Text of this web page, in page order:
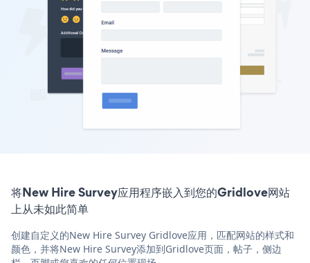
将New Hire Survey应用程序嵌入到您的Gridlove网站
上从未如此简单
创建自定义的New Hire Survey Gridlove应用，匹配网站的样式和
颜色，并将New Hire Survey添加到Gridlove页面，帖子，侧边